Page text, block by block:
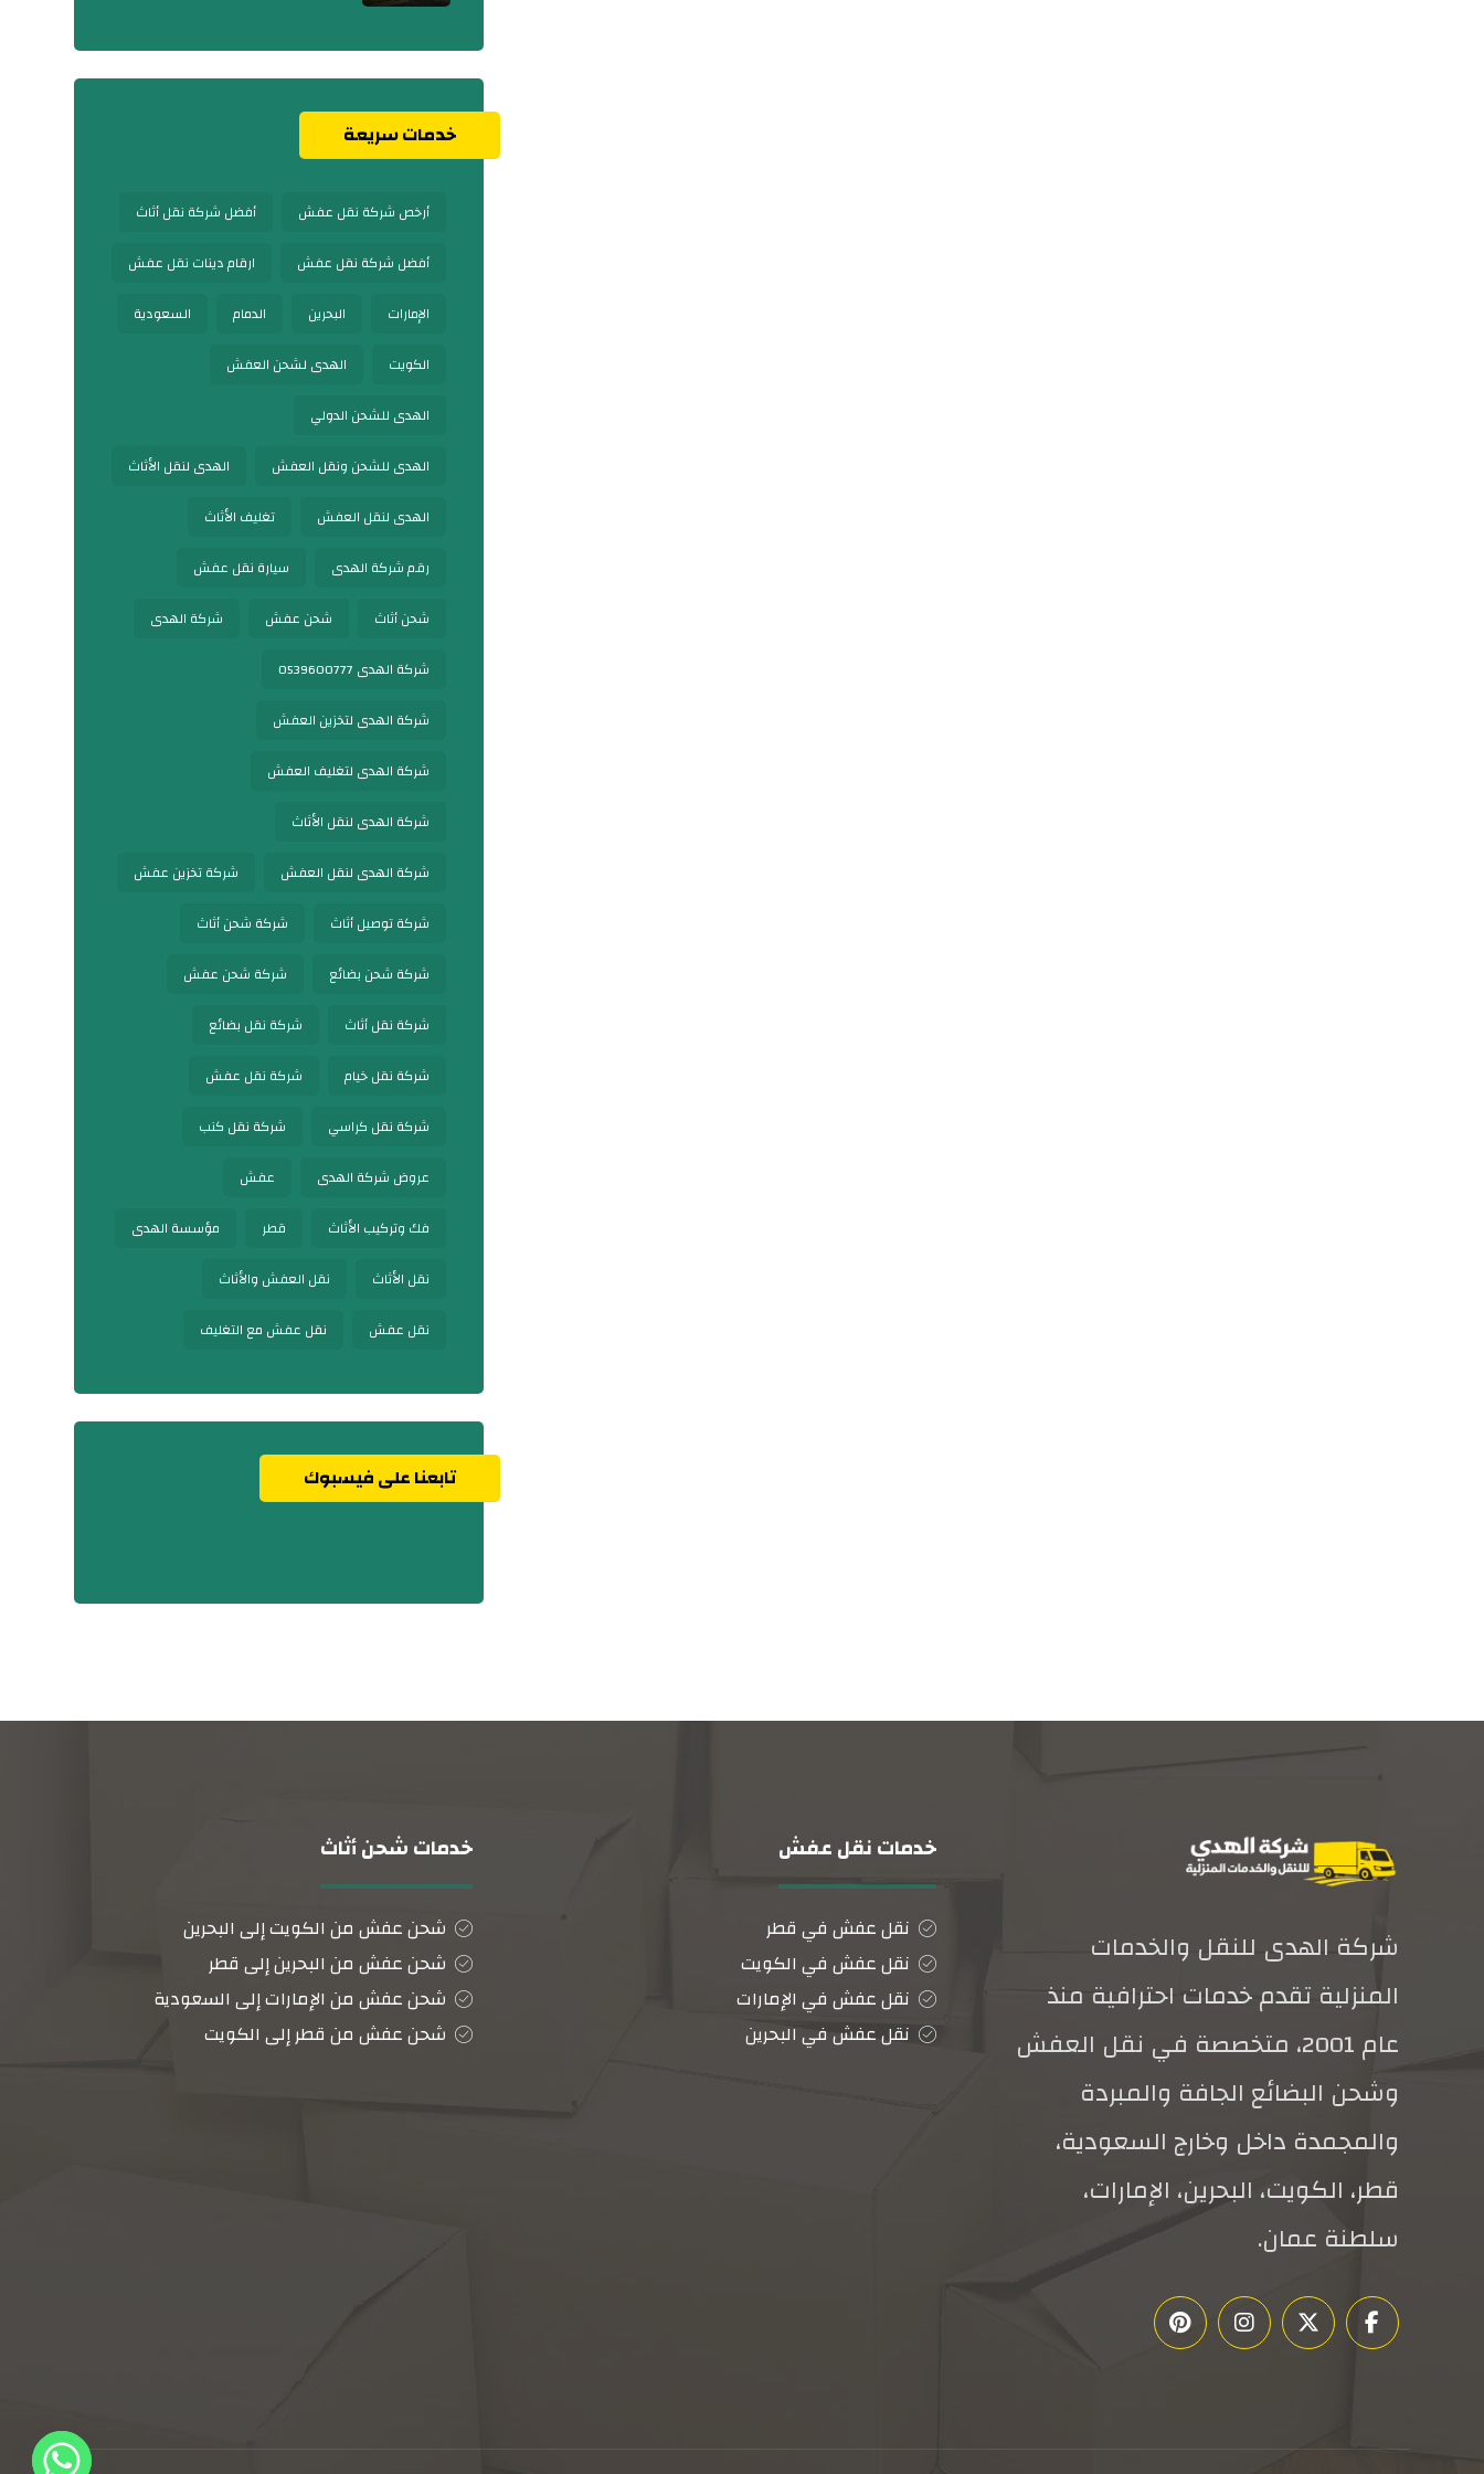
خدمات سريعة
أرخص شركة نقل عفش أفضل شركة نقل أثاث
أفضل شركة نقل عفش ارقام دينات نقل عفش
الإمارات البحرين الدمام السعودية
الكويت الهدى لشحن العفش
الهدى للشحن الدولي
الهدى للشحن ونقل العفش الهدى لنقل الأثاث
الهدى لنقل العفش تغليف الأثاث
رقم شركة الهدى سيارة نقل عفش
شحن أثاث شحن عفش شركة الهدى
شركة الهدى 0539600777
شركة الهدى لتخزين العفش
شركة الهدى لتغليف العفش
شركة الهدى لنقل الأثاث
شركة الهدى لنقل العفش شركة تخزين عفش
شركة توصيل أثاث شركة شحن أثاث
شركة شحن بضائع شركة شحن عفش
شركة نقل أثاث شركة نقل بضائع
شركة نقل خيام شركة نقل عفش
شركة نقل كراسي شركة نقل كنب
عروض شركة الهدى عفش
فك وتركيب الأثاث قطر مؤسسة الهدى
نقل الأثاث نقل العفش والأثاث
نقل عفش نقل عفش مع التغليف
تابعنا على فيسبوك
شركة الهدى للنقل والخدمات
المنزلية تقدم خدمات احترافية منذ
عام 2001، متخصصة في نقل العفش
وشحن البضائع الجافة والمبردة
والمجمدة داخل وخارج السعودية،
قطر، الكويت، البحرين، الإمارات،
سلطنة عمان.
خدمات نقل عفش
نقل عفش في قطر
نقل عفش في الكويت
نقل عفش في الإمارات
نقل عفش في البحرين
خدمات شحن أثاث
شحن عفش من الكويت إلى البحرين
شحن عفش من البحرين إلى قطر
شحن عفش من الإمارات إلى السعودية
شحن عفش من قطر إلى الكويت